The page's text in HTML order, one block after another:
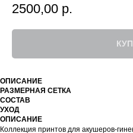
2500,00 р.
ОПИСАНИЕ
РАЗМЕРНАЯ СЕТКА
СОСТАВ
УХОД
ОПИСАНИЕ
Коллекция принтов для акушеров-